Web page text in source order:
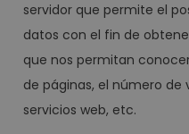
servidor que permite el
datos con el fin de
que nos permitan
de páginas, el número de
servicios web, etc.